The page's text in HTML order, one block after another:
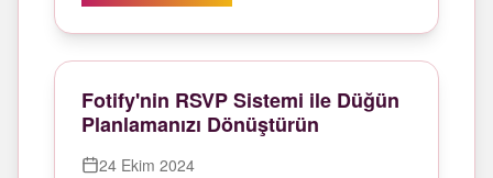
Fotify'nin RSVP Sistemi ile Düğün
Planlamanızı Dönüştürün
24 Ekim 2024